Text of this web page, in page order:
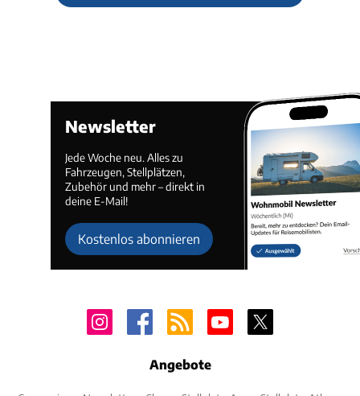
Newsletter
Jede Woche neu. Alles zu
Fahrzeugen, Stellplätzen,
Zubehör und mehr – direkt in
deine E-Mail!
Kostenlos abonnieren
Angebote